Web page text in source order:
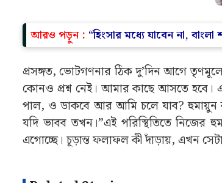
আরও পড়ুন : “হিংসার মধ্যে যাবেন না,
প্রসঙ্গত, ভোটগণনার ঠিক দু’দিন আগে
কোনও প্রশ্ন নেই। আমার কাছে আসতে হবে।
পাল, ও ডাকবে আর আমি চলে যাব? হুমায়ুন
যদি ভাবব তখন।”এই পরিস্থিতিতে
এগোচ্ছে। চূড়ান্ত ফলাফল কী দাঁড়ায়, এখন